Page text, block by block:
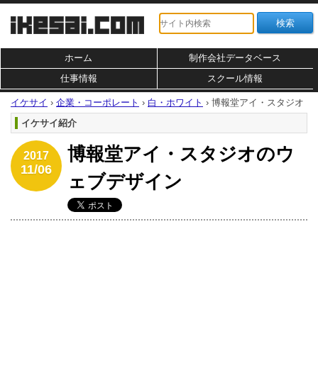
ホーム
制作会社データベース
仕事情報
スクール情報
イケサイ › 企業・コーポレート › 白・ホワイト › 博報堂アイ・スタジオ
イケサイ紹介
2017
11/06
博報堂アイ・スタジオのウ
ェブデザイン